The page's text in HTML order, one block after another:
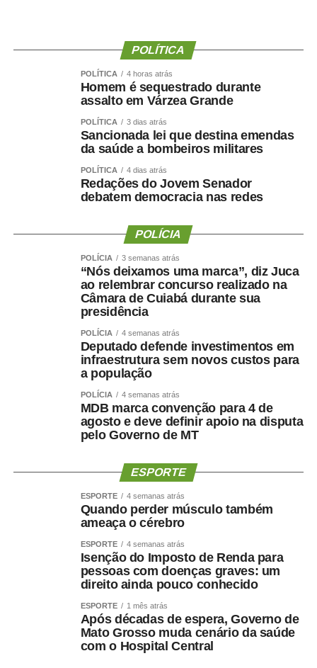
Segundo o município, Danielle Carmona possui todos os
direitos garantidos por lei, incluindo férias e benefícios
como o prêmio saúde, desde que atendidos os critérios
estabelecidos.
A gestão também informou que a lotação em gabinete é
um ato administrativo regular, especialmente em períodos
foi previamente alinhada com a atual direção da
Sobre os 60 dias de férias, a Prefeitura destacou que a
concessão ocorreu dentro da normalidade administrativa
e já havia sido informada anteriormente, não havendo
qualquer excepcionalidade.
COMENTE ABAIXO:
WhatsApp
Facebook
Twitter
Messenger
LinkedIn
Share
POLÍTICA
POLÍTICA 4 horas atrás
Homem é sequestrado durante
assalto em Várzea Grande
POLÍTICA 3 dias atrás
Sancionada lei que destina emendas
da saúde a bombeiros militares
POLÍTICA 4 dias atrás
Redações do Jovem Senador
debatem democracia nas redes
POLÍCIA
POLÍCIA 3 semanas atrás
“Nós deixamos uma marca”, diz Juca
ao relembrar concurso realizado na
Câmara de Cuiabá durante sua
presidência
POLÍCIA 4 semanas atrás
Deputado defende investimentos em
infraestrutura sem novos custos para
a população
POLÍCIA 4 semanas atrás
MDB marca convenção para 4 de
agosto e deve definir apoio na disputa
pelo Governo de MT
ESPORTE
ESPORTE 4 semanas atrás
Quando perder músculo também
ameaça o cérebro
ESPORTE 4 semanas atrás
Isenção do Imposto de Renda para
pessoas com doenças graves: um
direito ainda pouco conhecido
ESPORTE 1 mês atrás
Após décadas de espera, Governo de
Mato Grosso muda cenário da saúde
com o Hospital Central